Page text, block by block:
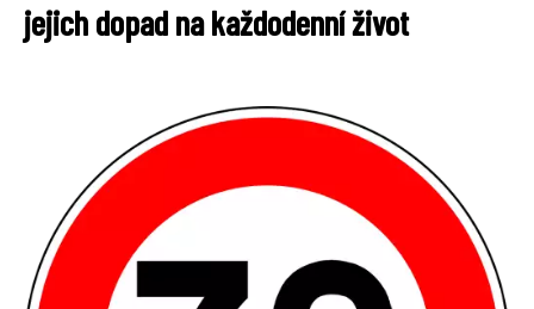
jejich dopad na každodenní život